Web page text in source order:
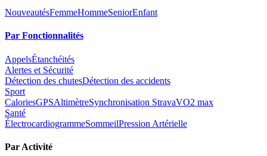
NouveautésFemmeHommeSeniorEnfant
Par Fonctionnalités
AppelsÉtanchéités
Alertes et Sécurité
Détection des chutesDétection des accidents
Sport
CaloriesGPSAltimètreSynchronisation StravaVO2 max
Santé
ÉlectrocardiogrammeSommeilPression Artérielle
Par Activité